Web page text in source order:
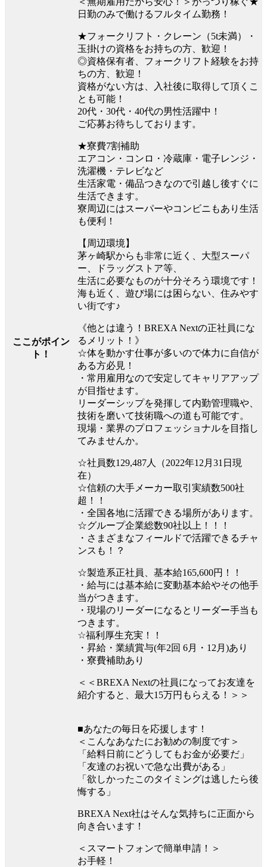
ここがポイン
ト！
日勤のみで働けるフルタイム勤務！
★フォークリフト・クレーン（5t未満）・
玉掛けの資格をお持ちの方、歓迎！
◎資格保有者、フォークリフト経験をお持
ちの方、歓迎！
資格がない方は、入社後に取得して頂くこ
とも可能！
20代・30代・40代の男性活躍中！
ご応募お待ちしております。
★寮費7割補助
エアコン・コンロ・冷蔵庫・電子レンジ・
洗濯機・テレビなど
生活家電・備品つきなので引越し後すぐに
生活できます。
寮周辺にはスーパーやコンビニもあり生活
も便利！
【周辺環境】
茅ヶ崎駅からも非常に近く、大型スーパ
ー、ドラッグストア等、
生活に必要なものが十分そろう環境です！
海も近く、遊び場には困らない、住みやす
い街です♪
《他とは違う！BREXA Nextの正社員にな
るメリット！》
☆体を動かす仕事が多いので体力に自信が
ある方必見！
・常用雇用なので安定してキャリアアップ
が目指せます。
リーダーシップを発揮して内勤管理職や、
技術を磨いて技術職への道も可能です。
現場・業界のプロフェッショナルを目指し
てみませんか。
☆社員数129,487人（2022年12月31日現
在）
☆信頼の大手メーカー取引実績数500社
超！！
・全国各地に活躍できる場所があります。
☆グループ企業総数90社以上！！！
・さまざまなフィールドで活躍できるチャ
ンスも！？
☆製造系正社員、基本給165,600円！！
・給与には基本給に変動基本給やその他手
当がつきます。
・現場のリーダーになるとリーダー手当も
つきます。
☆福利厚生充実！！
・昇給・業績賞与(年2回 6月・12月)あり
・寮費補助あり
＜＜BREXA Nextの社員になってお友達を
紹介すると、最大15万円もらえる！＞＞
■あなたの毎日を応援します！
＜こんなあなたにお勧めの制度です＞
「給料日前にどうしてもお金が必要だ」
「友達のお祝いで急な出費がある」
「欲しかったこのタイミングは逃したら後
悔する」
BREXA Next社はそんな気持ちに正面から
向き合います！
＜スマートフォンで簡単申請！＞
お手軽！